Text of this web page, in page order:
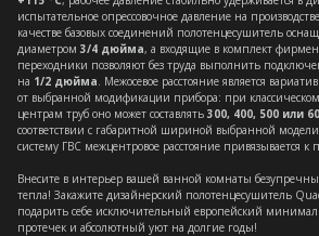
испытательное опрессовочное давление на
качестве базовых соединений полотенцесушитель
диаметром 3/4 дюйма, а входящие в комплект
переходники позволяют без труда выполнить
на 1/2 дюйма. Межосевое расстояние является
от выбранной модификации прибора: при
центрам труб оно может составлять 300, 400, 500 или
соответствии с габаритной шириной выбранной
систему ГВС межцентровое расстояние привязывается к
Внесите в интерьер вашей ванной комнаты
тепла! Закажите дизайнерский полотенцесушитель
подарить себе исключительный европейский
протечек и абсолютный уют на долгие годы!